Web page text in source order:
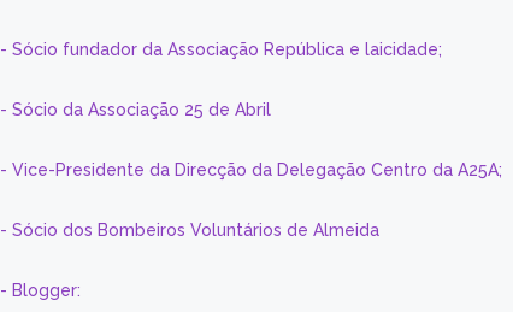
- Sócio fundador da Associação República e laicidade;
- Sócio da Associação 25 de Abril
- Vice-Presidente da Direcção da Delegação Centro da A25A;
- Sócio dos Bombeiros Voluntários de Almeida
- Blogger: